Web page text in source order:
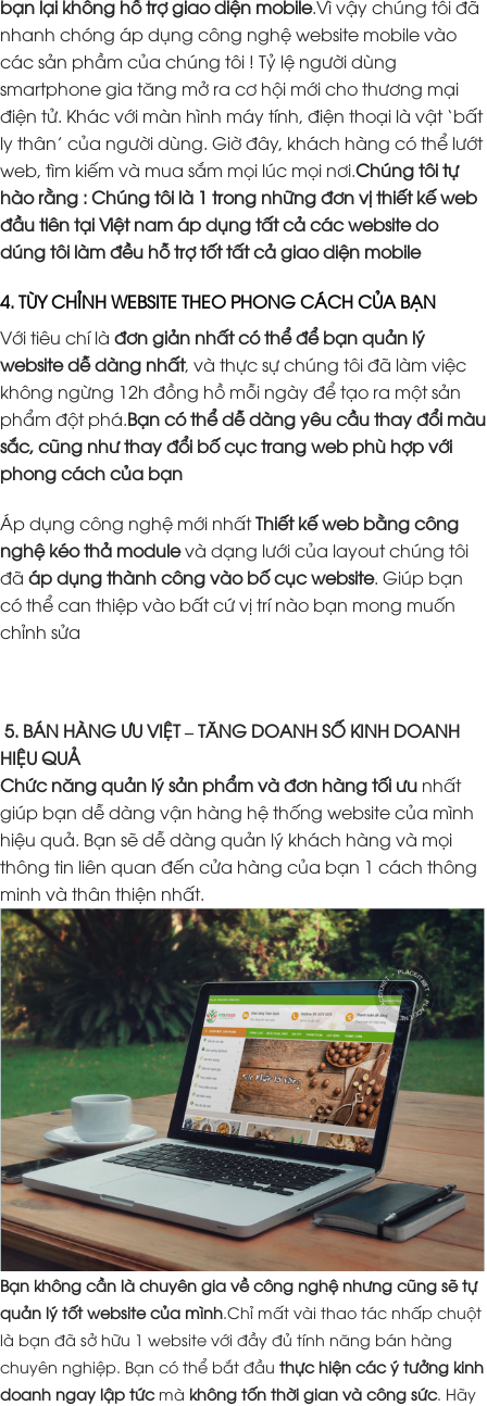
bạn lại không hỗ trợ giao diện mobile.Vì vậy chúng tôi đã
nhanh chóng áp dụng công nghệ website mobile vào
các sản phầm của chúng tôi ! Tỷ lệ người dùng
smartphone gia tăng mở ra cơ hội mới cho thương mại
điện tử. Khác với màn hình máy tính, điện thoại là vật ‘bất
ly thân’ của người dùng. Giờ đây, khách hàng có thể lướt
web, tìm kiếm và mua sắm mọi lúc mọi nơi.Chúng tôi tự
hào rằng : Chúng tôi là 1 trong những đơn vị thiết kế web
đầu tiên tại Việt nam áp dụng tất cả các website do
dúng tôi làm đều hỗ trợ tốt tất cả giao diện mobile
4. TÙY CHỈNH WEBSITE THEO PHONG CÁCH CỦA BẠN
Với tiêu chí là đơn giản nhất có thể để bạn quản lý
website dễ dàng nhất, và thực sự chúng tôi đã làm việc
không ngừng 12h đồng hồ mỗi ngày để tạo ra một sản
phẩm đột phá.Bạn có thể dễ dàng yêu cầu thay đổi màu
sắc, cũng như thay đổi bố cục trang web phù hợp với
phong cách của bạn
Áp dụng công nghệ mới nhấtThiết kế web bằng công
nghệ kéo thả modulevà dạng lưới của layout chúng tôi
đã áp dụng thành công vào bố cục website. Giúp bạn
có thể can thiệp vào bất cứ vị trí nào bạn mong muốn
chỉnh sửa
5. BÁN HÀNG ƯU VIỆT – TĂNG DOANH SỐ KINH DOANH
HIỆU QUẢ
Chức năng quản lý sản phẩm và đơn hàng tối ưu nhất
giúp bạn dễ dàng vận hàng hệ thống website của mình
hiệu quả. Bạn sẽ dễ dàng quản lý khách hàng và mọi
thông tin liên quan đến cửa hàng của bạn 1 cách thông
minh và thân thiện nhất.
Bạn không cần là chuyên gia về công nghệ nhưng cũng sẽ tự
quản lý tốt website của mình.Chỉ mất vài thao tác nhấp chuột
là bạn đã sở hữu 1 website với đầy đủ tính năng bán hàng
chuyên nghiệp. Bạn có thể bắt đầu thực hiện các ý tưởng kinh
doanh ngay lập tứcmà không tốn thời gian và công sức. Hãy